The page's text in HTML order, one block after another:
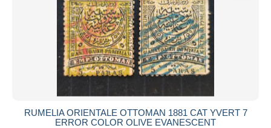
RUMELIA ORIENTALE OTTOMAN 1881 CAT YVERT 7
ERROR COLOR OLIVE EVANESCENT